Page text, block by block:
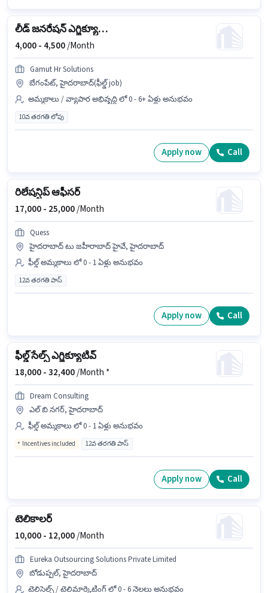
లీడ్ జనరేషన్ ఎగ్జిక్యూటివ్
4,000 - 4,500/Month
Gamut Hr Solutions
బేగంపేట్, హైదరాబాద్(ఫీల్డ్ job)
అమ్మకాలు / వ్యాపార అభివృద్ధి లో 0 - 6+ ఏళ్లు అనుభవం
10వ తరగతి లోపు
Apply now Call
రిలేషన్షిప్ ఆఫీసర్
17,000 - 25,000/Month
Quess
హైదరాబాద్ టు జహీరాబాద్ హైవే, హైదరాబాద్
ఫీల్డ్ అమ్మకాలు లో 0 - 1 ఏళ్లు అనుభవం
12వ తరగతి పాస్
Apply now Call
ఫీల్డ్ సేల్స్ ఎగ్జిక్యూటివ్
18,000 -32,400/Month *
Dream Consulting
ఎల్ బి నగర్, హైదరాబాద్
ఫీల్డ్ అమ్మకాలు లో 0 - 1 ఏళ్లు అనుభవం
Incentives included 12వ తరగతి పాస్
Apply now Call
టెలికాలర్
10,000 - 12,000/Month
Eureka Outsourcing Solutions Private Limited
బోడుప్పల్, హైదరాబాద్
టెలిసెల్స్ / టెలిమార్కెటింగ్ లో 0 - 6 నెలలు అనుభవం